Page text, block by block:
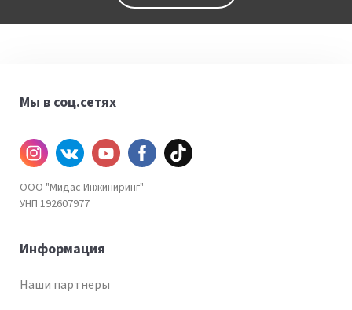
Мы в соц.сетях
Инстаграм
ВКонтакте
YouTube
Facebook
TiKtok
ООО "Мидас Инжиниринг"
УНП 192607977
Информация
Наши партнеры